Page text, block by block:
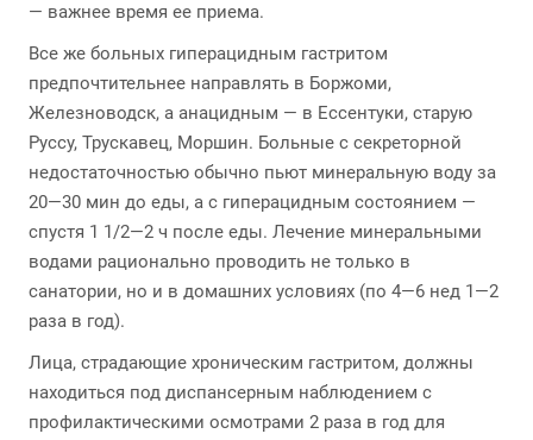
— важнее время ее приема.
Все же больных гиперацидным гастритом
предпочтительнее направлять в Боржоми,
Железноводск, а анацидным — в Ессентуки, старую
Руссу, Трускавец, Моршин. Больные с секреторной
недостаточностью обычно пьют минеральную воду за
20—30 мин до еды, а с гиперацидным состоянием —
спустя 1 1/2—2 ч после еды. Лечение минеральными
водами рационально проводить не только в
санатории, но и в домашних условиях (по 4—6 нед 1—2
раза в год).
Лица, страдающие хроническим гастритом, должны
находиться под диспансерным наблюдением с
профилактическими осмотрами 2 раза в год для